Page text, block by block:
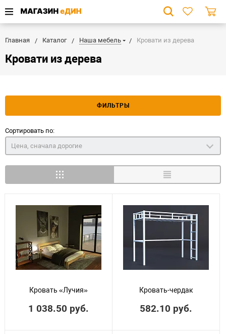
Главная Каталог Наша мебель Кровати из дерева
Кровати из дерева
ФИЛЬТРЫ
Сортировать по:
Цена, сначала дорогие
Кровать «Лучия»
1 038.50 руб.
Кровать-чердак
582.10 руб.